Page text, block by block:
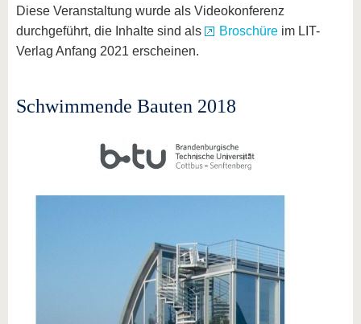
Diese Veranstaltung wurde als Videokonferenz
durchgeführt, die Inhalte sind als
Broschüre im LIT-
Verlag Anfang 2021 erscheinen.
Schwimmende Bauten 2018